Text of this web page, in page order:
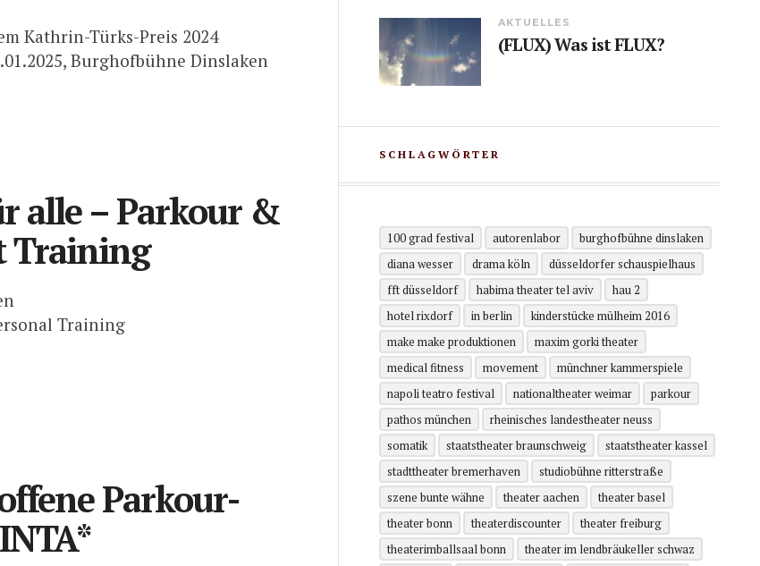
Kathrin-Türks-Preis 2024
Burghofbühne Dinslaken
alle – Parkour &
Training
Training
Parkour-
AKTUELLES
(FLUX) Was ist FLUX?
SCHLAGWÖRTER
100 grad festival autorenlabor
burghofbühne dinslaken
diana wesser
drama köln
düsseldorfer schauspielhaus
fft düsseldorf
habima theater tel aviv
hau 2
hotel rixdorf
in berlin
kinderstücke mülheim 2016
make make produktionen
maxim gorki theater
medical fitness
movement
münchner kammerspiele
napoli teatro festival
nationaltheater weimar
parkour
pathos münchen
rheinisches landestheater neuss
somatik
staatstheater braunschweig
staatstheater kassel
stadttheater bremerhaven
studiobühne ritterstraße
szene bunte wähne
theater aachen
theater basel
theater bonn
theaterdiscounter
theater freiburg
theaterimballsaal bonn
theater im lendbräukeller schwaz